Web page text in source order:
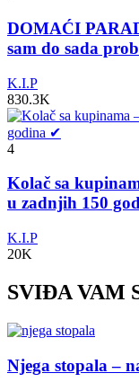
DOMAĆI
sam do sada
K.I.P
830.3K
4
Kolač sa
u zadnjih 150
K.I.P
20K
SVIĐA VAM
Njega stopala –